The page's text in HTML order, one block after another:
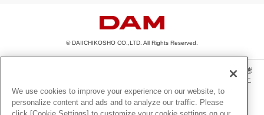
© DAIICHIKOSHO CO.,LTD. All Rights Reserved.
このサイトに掲載されている一切の文章・画像・写真・動画・音声等を、手段や形態
を問わず、著作権法の定める範囲を超えて無断で複製、転載、ファイル化などするこ
とを禁じます。
楽曲及びコンテンツは、機種によりご利用いただけない場合があります。
We use cookies to improve your experience on our website, to
personalize content and ads and to analyze our traffic. Please